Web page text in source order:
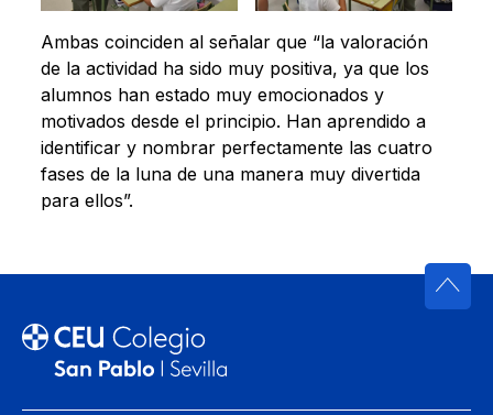
Ambas coinciden al señalar que “la valoración
de la actividad ha sido muy positiva, ya que los
alumnos han estado muy emocionados y
motivados desde el principio. Han aprendido a
identificar y nombrar perfectamente las cuatro
fases de la luna de una manera muy divertida
para ellos”.